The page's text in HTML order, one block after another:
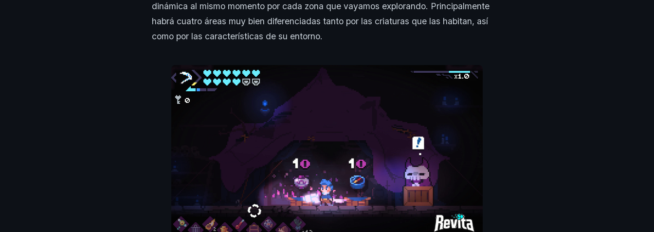
dinámica al mismo momento por cada zona que vayamos explorando. Principalmente
habrá cuatro áreas muy bien diferenciadas tanto por las criaturas que las habitan, así
como por las características de su entorno.